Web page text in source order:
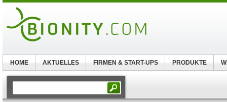
HOME AKTUELLES FIRMEN & START-UPS PRODUKTE